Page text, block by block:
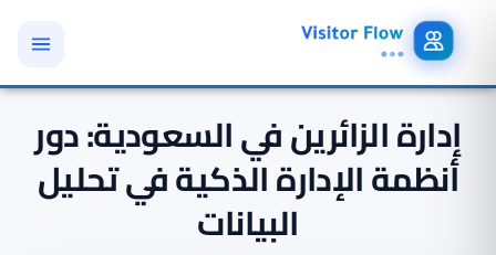
إدارة الزائرين في السعودية: دور
أنظمة الإدارة الذكية في تحليل
البيانات